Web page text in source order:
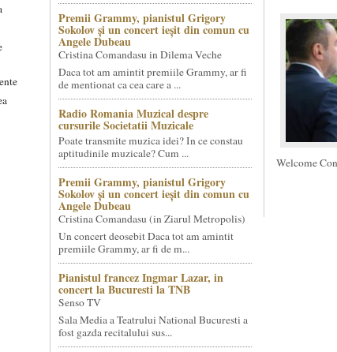
Premii Grammy, pianistul Grigory
Sokolov și un concert ieșit din comun cu
Angele Dubeau
Cristina Comandasu in Dilema Veche
Daca tot am amintit premiile Grammy, ar fi
de mentionat ca cea care a ...
Radio Romania Muzical despre
cursurile Societatii Muzicale
Poate transmite muzica idei? In ce constau
aptitudinile muzicale? Cum ...
Premii Grammy, pianistul Grigory
Sokolov și un concert ieșit din comun cu
Angele Dubeau
Cristina Comandasu (in Ziarul Metropolis)
Un concert deosebit Daca tot am amintit
premiile Grammy, ar fi de m...
Pianistul francez Ingmar Lazar, in
concert la Bucuresti la TNB
Senso TV
Sala Media a Teatrului National Bucuresti a
fost gazda recitalului sus...
Welcome